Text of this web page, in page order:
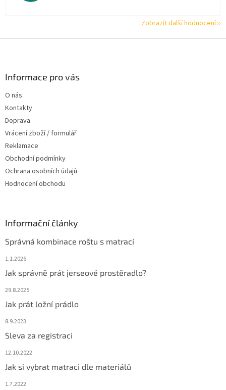
Zobrazit další hodnocení
Informace pro vás
O nás
Kontakty
Doprava
Vrácení zboží / formulář
Reklamace
Obchodní podmínky
Ochrana osobních údajů
Hodnocení obchodu
Informační články
Správná kombinace roštu s matrací
1.1.2026
Jak správně prát jerseové prostěradlo?
29.8.2025
Jak prát ložní prádlo
8.9.2023
Sleva za registraci
12.10.2022
Jak si vybrat matraci dle materiálů
1.7.2022